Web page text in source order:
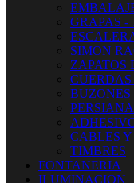
GRAPAS -
SIMON
ZAPATOS
BUZONES
CABLES
TIMBRES
FONTANERIA
ILUMINACION